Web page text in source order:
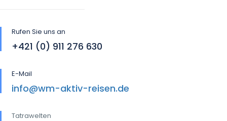
Rufen Sie uns an
+421 (0) 911 276 630
E-Mail
info@wm-aktiv-reisen.de
Tatrawelten